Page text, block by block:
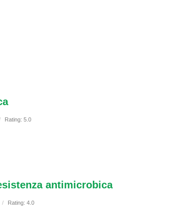
Rating: 5.0
antimicrobica
/ Rating: 4.0